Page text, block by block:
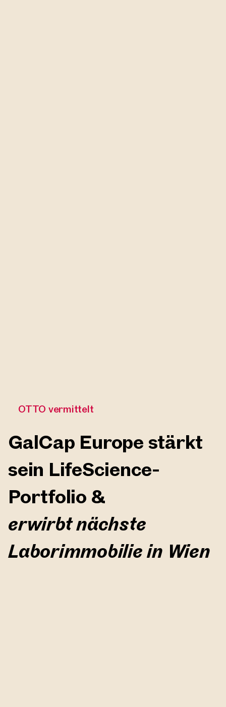
OTTO vermittelt
GalCap Europe stärkt
sein LifeScience-
Portfolio &
erwirbt nächste
Laborimmobilie in Wien